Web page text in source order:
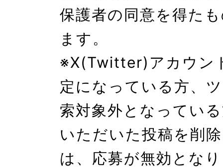
保護者の同意を得た
ます。
※X(Twitter)アカウン
定になっている方、
索対象外となってい
いただいた投稿を削
は、応募が無効とな